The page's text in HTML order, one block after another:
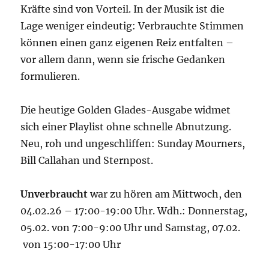
Kräfte sind von Vorteil. In der Musik ist die
Lage weniger eindeutig: Verbrauchte Stimmen
können einen ganz eigenen Reiz entfalten –
vor allem dann, wenn sie frische Gedanken
formulieren.
Die heutige Golden Glades-Ausgabe widmet
sich einer Playlist ohne schnelle Abnutzung.
Neu, roh und ungeschliffen: Sunday Mourners,
Bill Callahan und Sternpost.
Unverbraucht war zu hören am Mittwoch, den
04.02.26 – 17:00-19:00 Uhr. Wdh.: Donnerstag,
05.02. von 7:00-9:00 Uhr und Samstag, 07.02.
von 15:00-17:00 Uhr